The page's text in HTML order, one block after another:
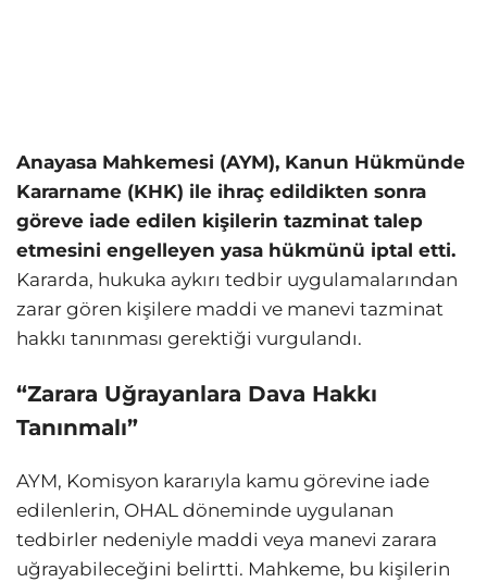
Anayasa Mahkemesi (AYM), Kanun Hükmünde
Kararname (KHK) ile ihraç edildikten sonra
göreve iade edilen kişilerin tazminat talep
etmesini engelleyen yasa hükmünü iptal etti.
Kararda, hukuka aykırı tedbir uygulamalarından
zarar gören kişilere maddi ve manevi tazminat
hakkı tanınması gerektiği vurgulandı.
“Zarara Uğrayanlara Dava Hakkı
Tanınmalı”
AYM, Komisyon kararıyla kamu görevine iade
edilenlerin, OHAL döneminde uygulanan
tedbirler nedeniyle maddi veya manevi zarara
uğrayabileceğini belirtti. Mahkeme, bu kişilerin